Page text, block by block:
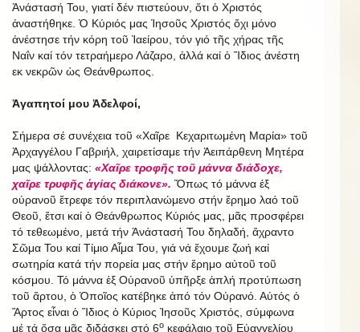
Ἀνάστασή Του, γιατί δέν πιστεύουν, ὅτι ὁ Χριστός
ἀναστήθηκε. Ὁ Κύριός μας Ἰησοῦς Χριστός ὄχι μόνο
ἀνέστησε τήν κόρη τοῦ Ἰαείρου, τόν γιό τῆς χήρας τῆς
Ναΐν καί τόν τετραήμερο Λάζαρο, ἀλλά καί ὁ Ἴδιος ἀνέστη
εκ νεκρῶν ὡς Θεάνθρωπος.
Ἀγαπητοί μου Ἀδελφοί,
Σήμερα σέ συνέχεια τοῦ «Χαῖρε Κεχαριτωμένη Μαρία» τοῦ
Ἀρχαγγέλου Γαβριήλ, χαιρετίσαμε τήν Ἀειπάρθενη Μητέρα
μας ψάλλοντας: «Χαῖρε τροφῆς τοῦ μάννα διάδοχε,
χαῖρε τρυφῆς ἁγίας διάκονε». Ὅπως τό μάννα ἐξ
οὐρανοῦ ἔτρεφε τόν περιπλανώμενο στήν ἔρημο λαό τοῦ
Θεοῦ, ἔτσι καί ὁ Θεάνθρωπος Κύριός μας, μᾶς προσφέρει
τό τεθεωμένο, μετά τήν Ἀνάστασή Του δηλαδή, ἄχραντο
Σῶμα Του καί Τίμιο Αἷμα Του, γιά νά ἔχουμε ζωή καί
σωτηρία κατά τήν πορεία μας στήν ἔρημο αὐτοῦ τοῦ
κόσμου. Τό μάννα ἐξ Οὐρανοῦ ὑπῆρξε ἁπλή προτύπωση
τοῦ ἄρτου, ὁ Ὁποῖος κατέβηκε ἀπό τόν Οὐρανό. Αὐτός ὁ
Ἄρτος εἶναι ὁ Ἴδιος ὁ Kύριος Ἰησοῦς Χριστός, σύμφωνα
μέ τά ὅσα μᾶς διδάσκει στό 6ο κεφάλαιο τοῦ Εὐαγγελίου